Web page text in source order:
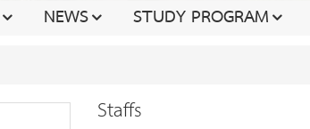
NEWS STUDY PROGRAM
Staffs